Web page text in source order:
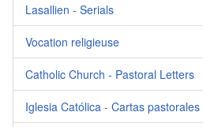
Lasallien - Serials
Vocation religieuse
Catholic Church - Pastoral Letters
Iglesia Católica - Cartas pastorales